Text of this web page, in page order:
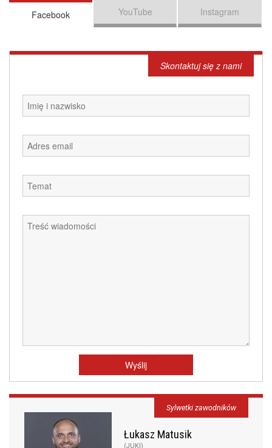
Facebook YouTube Instagram
Skontaktuj się z nami
Łukasz Matusik
(JUKI)
Sylwetki zawodników